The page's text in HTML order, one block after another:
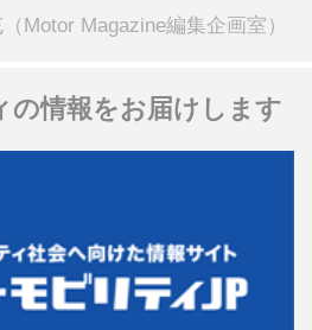
もMotor Magazine編集企画室）
の情報をお届けします